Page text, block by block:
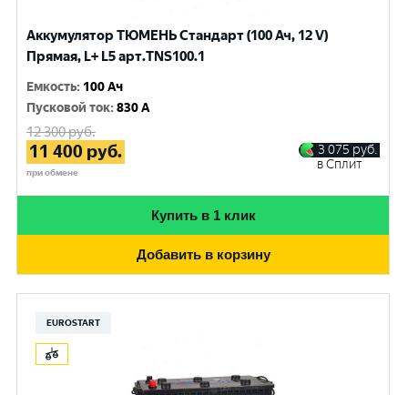
Аккумулятор ТЮМЕНЬ Стандарт (100 Ач, 12 V)
Прямая, L+ L5 арт.TNS100.1
Емкость: 100 Ач
Пусковой ток:830 A
12 300руб.
11 400 руб.
при обмене
3 075 руб.
в Сплит
Купить в 1 клик
Добавить в корзину
EUROSTART